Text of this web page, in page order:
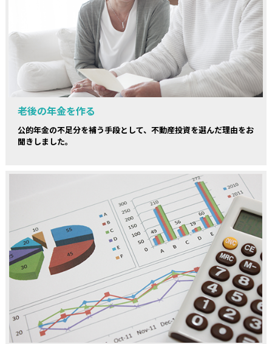
老後の年金を作る
公的年金の不足分を補う手段として、不動産投資を選んだ理由をお
聞きしました。